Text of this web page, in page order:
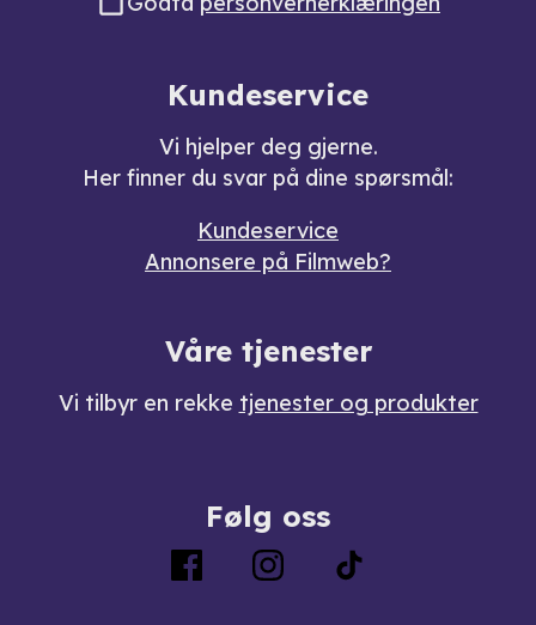
Kundeservice
Vi hjelper deg gjerne.
Her finner du svar på dine spørsmål:
Kundeservice
Annonsere på Filmweb?
Våre tjenester
Vi tilbyr en rekke tjenester og produkter
Følg oss